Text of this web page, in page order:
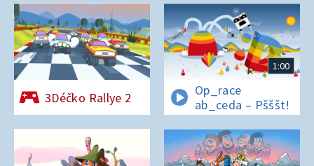
3Déčko Rallye 2
1:00
Op_race
ab_ceda – Pšššt!